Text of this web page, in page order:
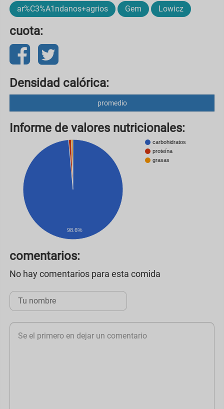
ar%C3%A1ndanos+agrios Gem Lowicz
cuota:
Densidad calórica:
promedio
Informe de valores nutricionales:
carbohidratos
proteína
grasas
98.6%
comentarios:
No hay comentarios para esta comida